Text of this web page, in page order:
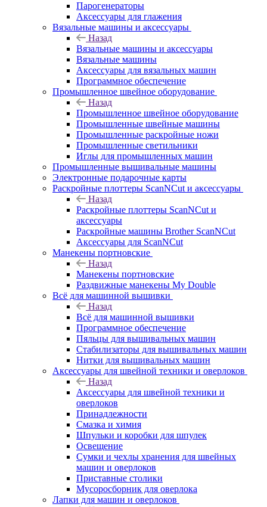
Парогенераторы
Аксессуары для глажения
Вязальные машины и аксессуары
Назад
Вязальные машины и аксессуары
Вязальные машины
Аксессуары для вязальных машин
Программное обеспечение
Промышленное швейное оборудование
Назад
Промышленное швейное оборудование
Промышленные швейные машины
Промышленные раскройные ножи
Промышленные светильники
Иглы для промышленных машин
Промышленные вышивальные машины
Электронные подарочные карты
Раскройные плоттеры ScanNCut и аксессуары
Назад
Раскройные плоттеры ScanNCut и
аксессуары
Раскройные машины Brother ScanNCut
Аксессуары для ScanNCut
Манекены портновские
Назад
Манекены портновские
Раздвижные манекены My Double
Всё для машинной вышивки
Назад
Всё для машинной вышивки
Программное обеспечение
Пяльцы для вышивальных машин
Стабилизаторы для вышивальных машин
Нитки для вышивальных машин
Аксессуары для швейной техники и оверлоков
Назад
Аксессуары для швейной техники и
оверлоков
Принадлежности
Смазка и химия
Шпульки и коробки для шпулек
Освещение
Сумки и чехлы хранения для швейных
машин и оверлоков
Приставные столики
Мусоросборник для оверлока
Лапки для машин и оверлоков